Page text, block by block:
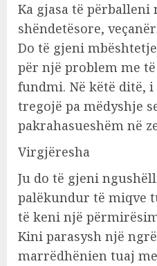
Ka gjasa të përballeni
shëndetësore,
Do të gjeni
për një problem me
fundmi. Në këtë ditë,
tregojë pa mëdyshje
pakrahasueshëm në
Virgjëresha
Ju do të gjeni
palëkundur të miqve
të keni një
Kini parasysh një
marrëdhënien tuaj